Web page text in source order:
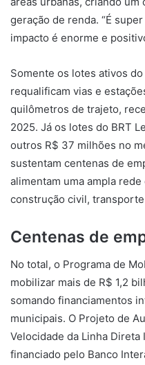
geração de renda. “É
impacto é enorme e
Somente os lotes ativos
requalificam vias e
quilômetros de trajeto,
2025. Já os lotes do BRT
outros R$ 37 milhões no
sustentam centenas de
alimentam uma ampla
construção civil,
Centenas de
No total, o Programa de
mobilizar mais de R$ 1,2
somando financiamentos
municipais. O Projeto de
Velocidade da Linha
financiado pelo Banco